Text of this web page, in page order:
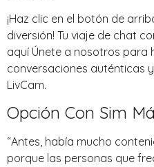
¡Haz clic en el botón de
diversión! Tu viaje de chat
aquí Únete a nosotros para
conversaciones auténticas
LivCam.
Opción Con Sim
“Antes, había mucho
porque las personas que